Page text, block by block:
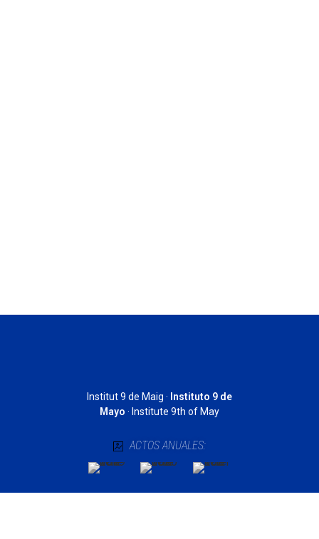
Institut 9 de Maig · Instituto 9 de
Mayo · Institute 9th of May
ACTOS ANUALES: